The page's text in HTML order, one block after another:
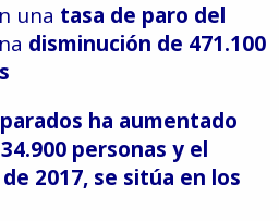
una tasa de paro del
disminución de 471.100
ha aumentado
personas y el
2017, se sitúa en los